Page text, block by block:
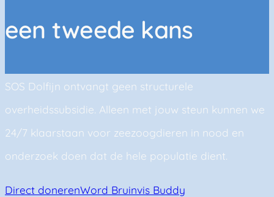
een tweede kans
SOS Dolfijn ontvangt geen structurele
overheidssubsidie. Alleen met jouw steun kunnen we
24/7 klaarstaan voor zeezoogdieren in nood en
onderzoek doen dat de hele populatie dient.
Direct donerenWord Bruinvis Buddy